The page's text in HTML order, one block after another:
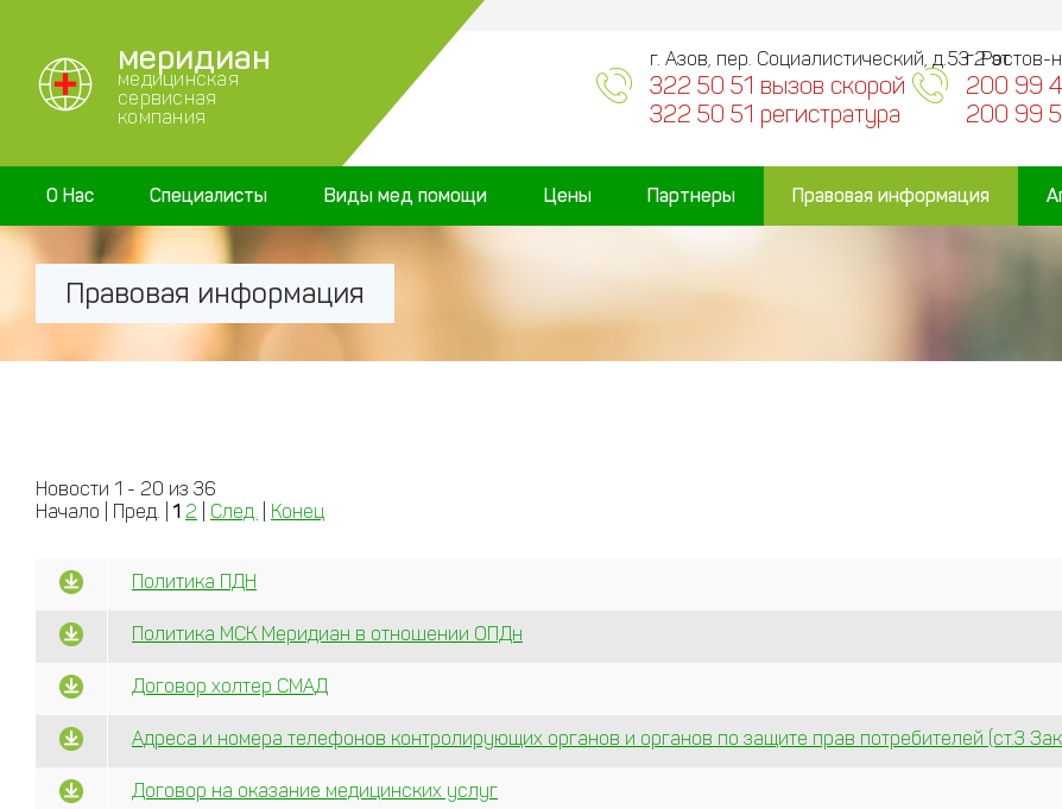
меридиан
медицинская
сервисная
компания
г. Азов, пер. Социалистический, д.53 2 эт.
322 50 51 вызов скорой
322 50 51 регистратура
г. Ростов-
200 99
200 99
О Нас Специалисты Виды мед помощи Цены Партнеры Правовая информация
Правовая информация
Новости 1 - 20 из 36
Начало | Пред. | 1 2 След. Конец
Политика ПДН
Политика МСК Меридиан в отношении ОПДн
Договор холтер СМАД
Адреса и номера телефонов контролирующих органов и органов по защите прав потребителей (ст.3
Договор на оказание медицинских услуг